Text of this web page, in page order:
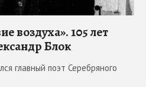
воздуха». 105 лет
Блок
главный поэт Серебряного